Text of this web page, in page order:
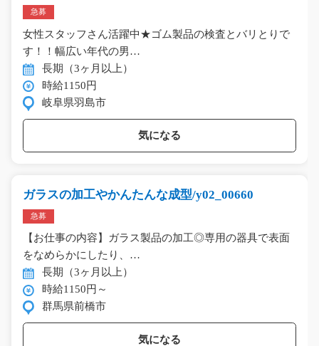
9急募
女性スタッフさん活躍中★ゴム製品の検査とバリとりで
す！！幅広い年代の男…
長期（3ヶ月以上）
時給1150円
岐阜県羽島市
気になる
ガラスの加工やかんたんな成型/y02_00660
急募
【お仕事の内容】ガラス製品の加工◎専用の器具で表面
をなめらかにしたり、…
長期（3ヶ月以上）
時給1150円～
群馬県前橋市
気になる